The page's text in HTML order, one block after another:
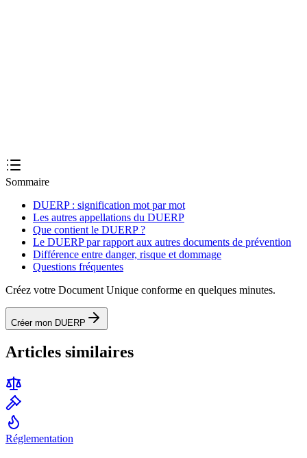
Sommaire
DUERP : signification mot par mot
Les autres appellations du DUERP
Que contient le DUERP ?
Le DUERP par rapport aux autres documents de prévention
Différence entre danger, risque et dommage
Questions fréquentes
Créez votre Document Unique conforme en quelques minutes.
Créer mon DUERP
Articles similaires
Réglementation